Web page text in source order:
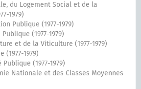
du Logement Social et de la
1979)
Publique (1977-1979)
(1977-1979)
et de la Viticulture (1977-1979)
(1977-1979)
(1977-1979)
Nationale et des Classes Moyennes